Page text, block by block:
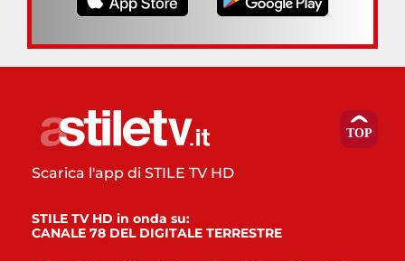
Scarica l'app di STILE TV HD
STILE TV HD in onda su:
CANALE 78 DEL DIGITALE TERRESTRE